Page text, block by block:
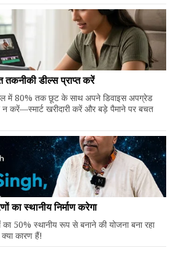
तकनीकी डील्स प्राप्त करें
में 80% तक छूट के साथ अपने डिवाइस अपग्रेड
न करें—स्मार्ट खरीदारी करें और बड़े पैमाने पर बचत
स्थानीय निर्माण करेगा
50% स्थानीय रूप से बनाने की योजना बना रहा
कारण हैं!